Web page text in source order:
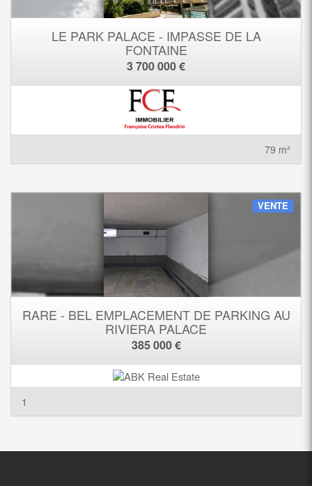
LE PARK PALACE - IMPASSE DE LA
FONTAINE
3 700 000 €
79 m²
VENTE
RARE - BEL EMPLACEMENT DE PARKING AU
RIVIERA PALACE
385 000 €
1